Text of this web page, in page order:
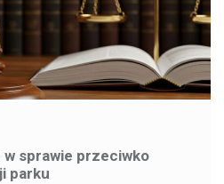
sprawie przeciwko
parku